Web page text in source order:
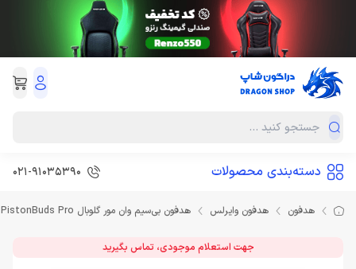
دسته‌بندی محصولات 021-91035390
هدفون هدفون وایرلس هدفون بی‌سیم وان مور گلوبال 1MORE PistonBuds Pro
جهت استعلام موجودی، تماس بگیرید